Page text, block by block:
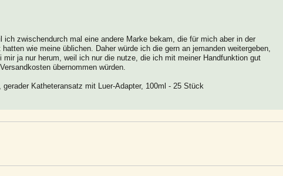
ich zwischendurch mal eine andere Marke bekam, die für mich aber in der
wie meine üblichen. Daher würde ich die gern an jemanden weitergeben,
mir ja nur herum, weil ich nur die nutze, die ich mit meiner Handfunktion gut
übernommen würden.
Katheteransatz mit Luer-Adapter, 100ml - 25 Stück